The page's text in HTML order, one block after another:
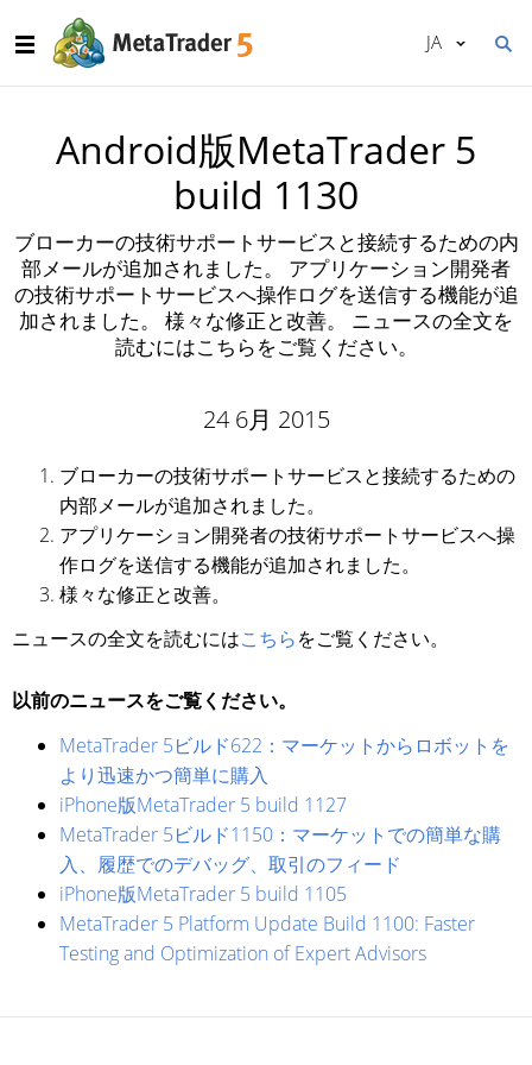
JA
Android版MetaTrader 5
build 1130
ブローカーの技術サポートサービスと接続するための内
部メールが追加されました。 アプリケーション開発者
の技術サポートサービスへ操作ログを送信する機能が追
加されました。 様々な修正と改善。 ニュースの全文を
読むにはこちらをご覧ください。
24 6月 2015
ブローカーの技術サポートサービスと接続するための
内部メールが追加されました。
アプリケーション開発者の技術サポートサービスへ操
作ログを送信する機能が追加されました。
様々な修正と改善。
ニュースの全文を読むにはこちらをご覧ください。
以前のニュースをご覧ください。
MetaTrader 5ビルド622：マーケットからロボットを
より迅速かつ簡単に購入
iPhone版MetaTrader 5 build 1127
MetaTrader 5ビルド1150：マーケットでの簡単な購
入、履歴でのデバッグ、取引のフィード
iPhone版MetaTrader 5 build 1105
MetaTrader 5 Platform Update Build 1100: Faster
Testing and Optimization of Expert Advisors